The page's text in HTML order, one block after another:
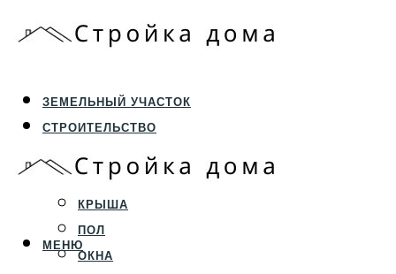
ЗЕМЕЛЬНЫЙ УЧАСТОК
СТРОИТЕЛЬСТВО
ФУНДАМЕНТ И ЦОКОЛЬ
ПЕРЕКРЫТИЯ И СТЕНЫ
КРЫША
ПОЛ
ОКНА
МЕНЮ